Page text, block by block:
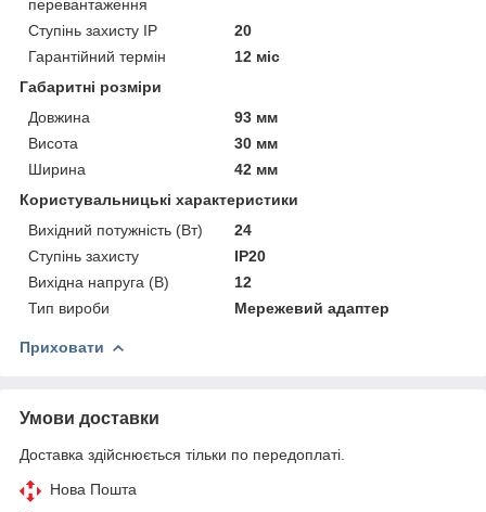
перевантаження
Ступінь захисту IP
20
Гарантійний термін
12 міс
Габаритні розміри
Довжина
93 мм
Висота
30 мм
Ширина
42 мм
Користувальницькі характеристики
Вихідний потужність (Вт)
24
Ступінь захисту
IP20
Вихідна напруга (В)
12
Тип вироби
Мережевий адаптер
Приховати
Умови доставки
Доставка здійснюється тільки по передоплаті.
Нова Пошта